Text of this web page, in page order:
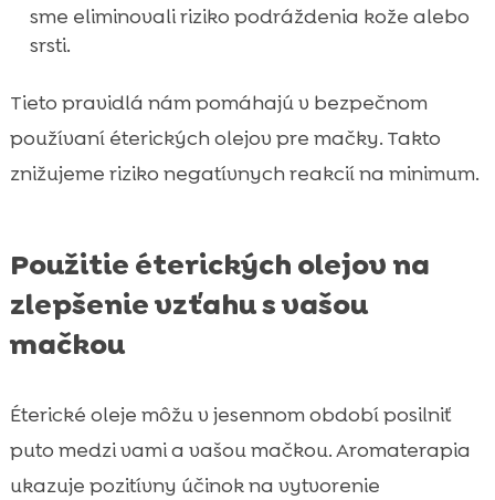
sme eliminovali riziko podráždenia kože alebo
srsti.
Tieto pravidlá nám pomáhajú v bezpečnom
používaní éterických olejov pre mačky. Takto
znižujeme riziko negatívnych reakcií na minimum.
Použitie éterických olejov na
zlepšenie vzťahu s vašou
mačkou
Éterické oleje môžu v jesennom období posilniť
puto medzi vami a vašou mačkou. Aromaterapia
ukazuje pozitívny účinok na vytvorenie